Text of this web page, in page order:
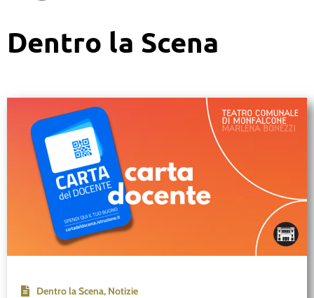
Dentro la Scena
Dentro la Scena, Notizie